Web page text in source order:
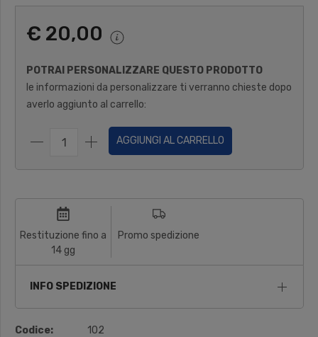
€ 20,00
POTRAI PERSONALIZZARE QUESTO PRODOTTO
le informazioni da personalizzare ti verranno chieste dopo
averlo aggiunto al carrello:
AGGIUNGI AL CARRELLO
Restituzione fino a
14 gg
Promo spedizione
INFO SPEDIZIONE
Codice: 102